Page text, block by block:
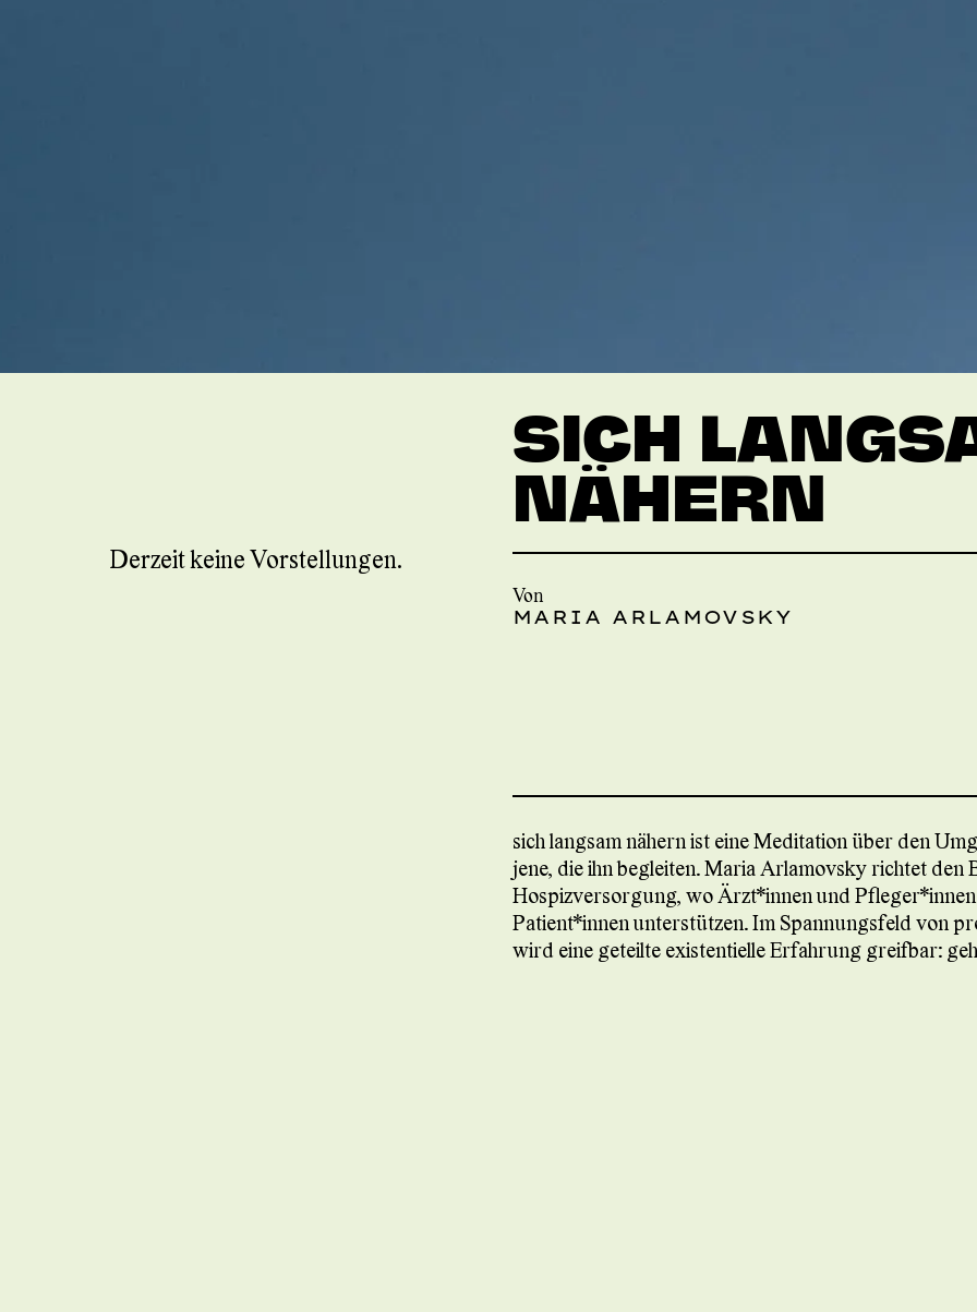
Derzeit keine Vorstellungen.
SICH
NÄHERN
Von
MARIA ARLAMOVSKY
sich langsam nähern ist eine Meditation über den
jene, die ihn begleiten. Maria Arlamovsky richtet den
Hospizversorgung, wo Ärzt*innen und
Patient*innen unterstützen. Im Spannungsfeld von
wird eine geteilte existentielle Erfahrung greifbar: